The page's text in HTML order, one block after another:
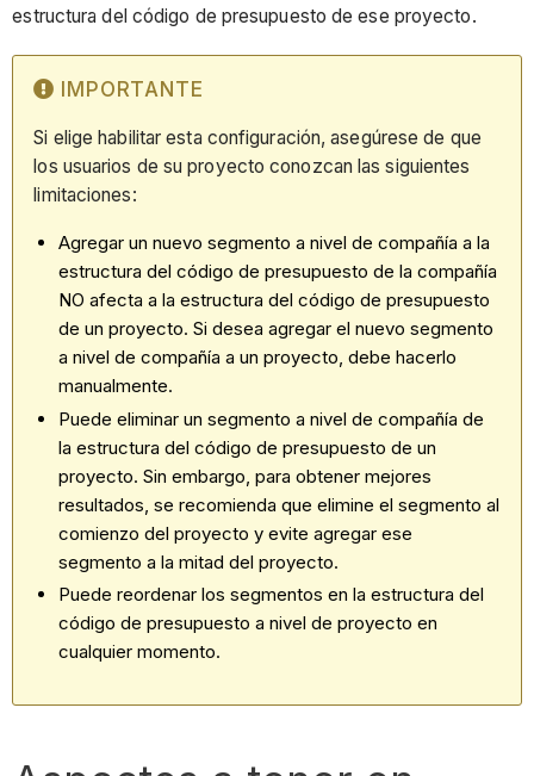
estructura del código de presupuesto de ese proyecto.
IMPORTANTE
Si elige habilitar esta configuración, asegúrese de que
los usuarios de su proyecto conozcan las siguientes
limitaciones:
Agregar un nuevo segmento a nivel de compañía a la
estructura del código de presupuesto de la compañía
NO afecta a la estructura del código de presupuesto
de un proyecto. Si desea agregar el nuevo segmento
a nivel de compañía a un proyecto, debe hacerlo
manualmente.
Puede eliminar un segmento a nivel de compañía de
la estructura del código de presupuesto de un
proyecto. Sin embargo, para obtener mejores
resultados, se recomienda que elimine el segmento al
comienzo del proyecto y evite agregar ese
segmento a la mitad del proyecto.
Puede reordenar los segmentos en la estructura del
código de presupuesto a nivel de proyecto en
cualquier momento.